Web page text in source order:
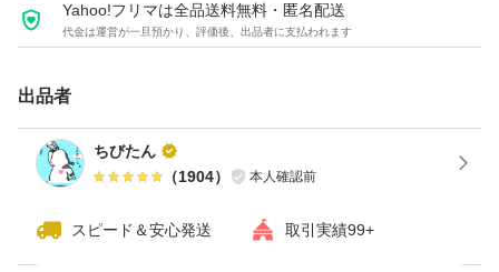
白髪を染めたい
そんな方にオススメのクリームシャンプーです♪
Yahoo!フリマは全品送料無料・匿名配送
代金は運営が一旦預かり、評価後、出品者に支払われます
出品者
ちびたん
（1904） 本人確認前
スピード＆安心発送 取引実績99+